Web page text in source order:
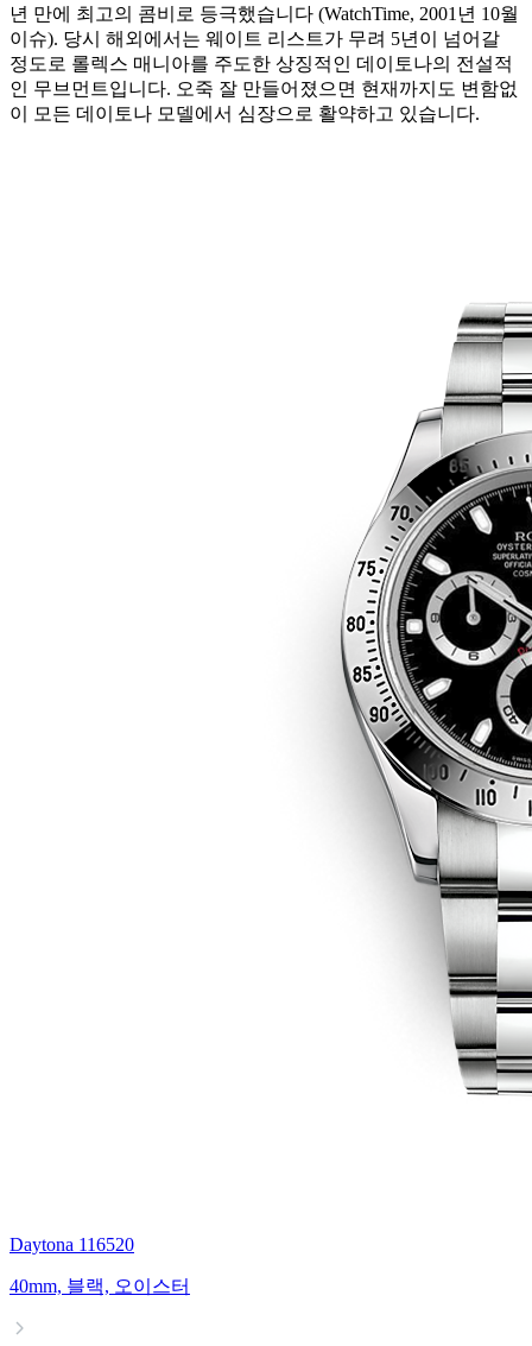
년 만에 최고의 콤비로 등극했습니다 (WatchTime, 2001년 10월
이슈). 당시 해외에서는 웨이트 리스트가 무려 5년이 넘어갈
정도로 롤렉스 매니아를 주도한 상징적인 데이토나의 전설적
인 무브먼트입니다. 오죽 잘 만들어졌으면 현재까지도 변함없
이 모든 데이토나 모델에서 심장으로 활약하고 있습니다.
Daytona 116520
40mm, 블랙, 오이스터